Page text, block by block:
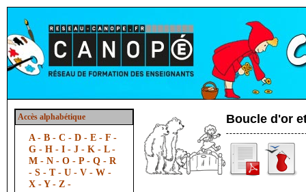
Accès alphabétique
A - B - C - D - E - F -
G - H - I - J - K - L -
M - N - O - P - Q - R
- S - T - U - V - W -
X -Y - Z -
Boucle d'or